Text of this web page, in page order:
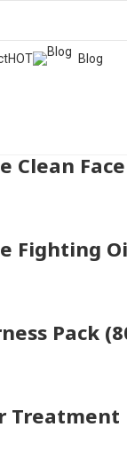
HOT Blog
Clean
Fighting
Pack
Treatment